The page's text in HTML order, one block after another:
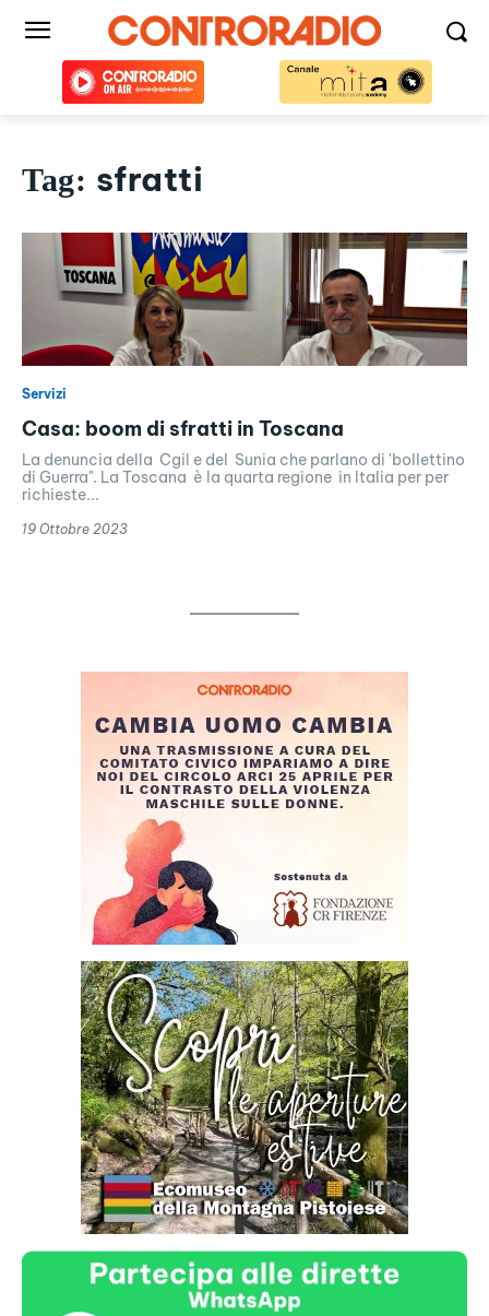
Tag: sfratti
Servizi
Casa: boom di sfratti in Toscana
La denuncia della Cgil e del Sunia che parlano di 'bollettino
di Guerra". La Toscana è la quarta regione in Italia per per
richieste...
19 Ottobre 2023